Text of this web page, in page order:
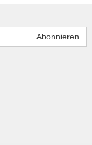
Abonnieren